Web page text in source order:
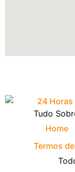
Tudo
Home
Termos